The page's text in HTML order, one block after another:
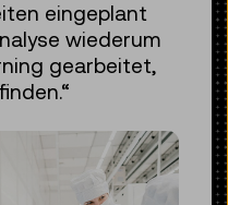
eingeplant
wiederum
gearbeitet,